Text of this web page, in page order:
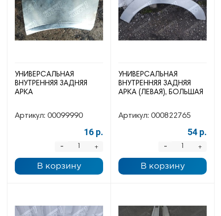
УНИВЕРСАЛЬНАЯ
ВНУТРЕННЯЯ ЗАДНЯЯ
АРКА
Артикул: 00099990
16 р.
+
-
В корзину
УНИВЕРСАЛЬНАЯ
ВНУТРЕННЯЯ ЗАДНЯЯ
АРКА (ЛЕВАЯ), БОЛЬШАЯ
Артикул: 000822765
54 р.
+
-
В корзину